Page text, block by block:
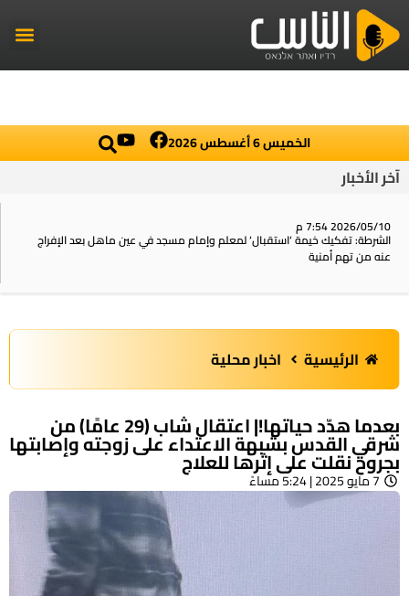
الخميس 6 أغسطس 2026
آخر الأخبار
2026/05/10 7:54 م
الشرطة: تفكيك خيمة ‘استقبال‘ لمعلم وإمام مسجد في عين ماهل بعد الإفراج
عنه من تهم أمنية
الرئيسية اخبار محلية
بعدما هدّد حياتها!| اعتقال شاب (29 عامًا) من
شرقي القدس بشبهة الاعتداء على زوجته وإصابتها
بجروح نقلت على إثرها للعلاج
7 مايو 2025 | 5:24 مساءً